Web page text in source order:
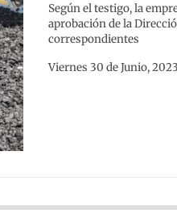
Según el testigo, la
aprobación de la
correspondientes
Viernes 30 de Junio,